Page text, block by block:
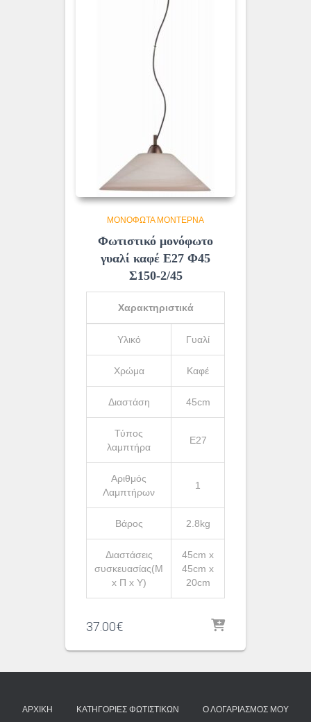
ΜΟΝΌΦΩΤΑ ΜΟΝΤΈΡΝΑ
Φωτιστικό μονόφωτο
γυαλί καφέ Ε27 Φ45
Σ150-2/45
Χαρακτηριστικά
Υλικό Γυαλί
Χρώμα Καφέ
Διαστάση 45cm
Τύπος
λαμπτήρα
Ε27
Αριθμός
Λαμπτήρων
1
Βάρος 2.8kg
Διαστάσεις
συσκευασίας(Μ
x Π x Υ)
45cm x
45cm x
20cm
37.00€
ΑΡΧΙΚΉ ΚΑΤΗΓΟΡΊΕΣ ΦΩΤΙΣΤΙΚΏΝ Ο ΛΟΓΑΡΙΑΣΜΌΣ ΜΟΥ